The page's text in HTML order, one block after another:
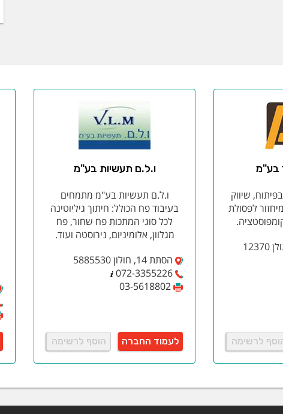
בע"מ
שיווק
לפסולת
לרשימה
ו.ל.ם תעשיות בע"מ
ו.ל.ם תעשיות בע"מ מתמחים
בעיבוד פח הכולל: חיתוך גיליוטינה
לכל סוגי המתכות פח שחור, פח
מגלוון, אלומיניום, נירוסטה ועוד.
הסתת 14, חולון 5885530
072-3355226
03-5618802
לעמוד החברה הוסף לרשימה